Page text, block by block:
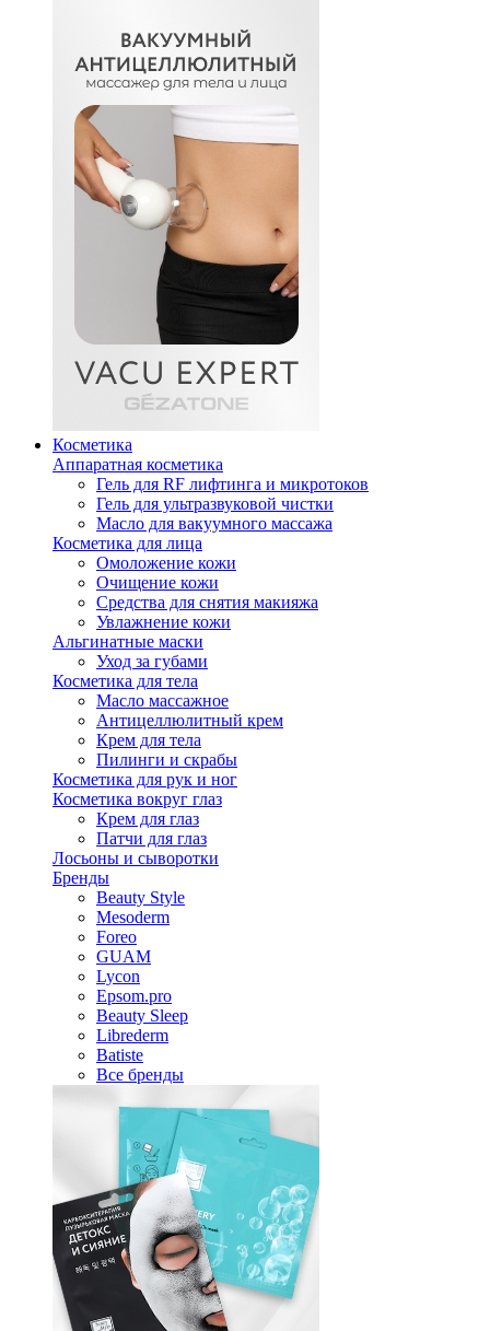
Косметика
Аппаратная косметика
Гель для RF лифтинга и микротоков
Гель для ультразвуковой чистки
Масло для вакуумного массажа
Косметика для лица
Омоложение кожи
Очищение кожи
Средства для снятия макияжа
Увлажнение кожи
Альгинатные маски
Уход за губами
Косметика для тела
Масло массажное
Антицеллюлитный крем
Крем для тела
Пилинги и скрабы
Косметика для рук и ног
Косметика вокруг глаз
Крем для глаз
Патчи для глаз
Лосьоны и сыворотки
Бренды
Beauty Style
Mesoderm
Foreo
GUAM
Lycon
Epsom.pro
Beauty Sleep
Librederm
Batiste
Все бренды